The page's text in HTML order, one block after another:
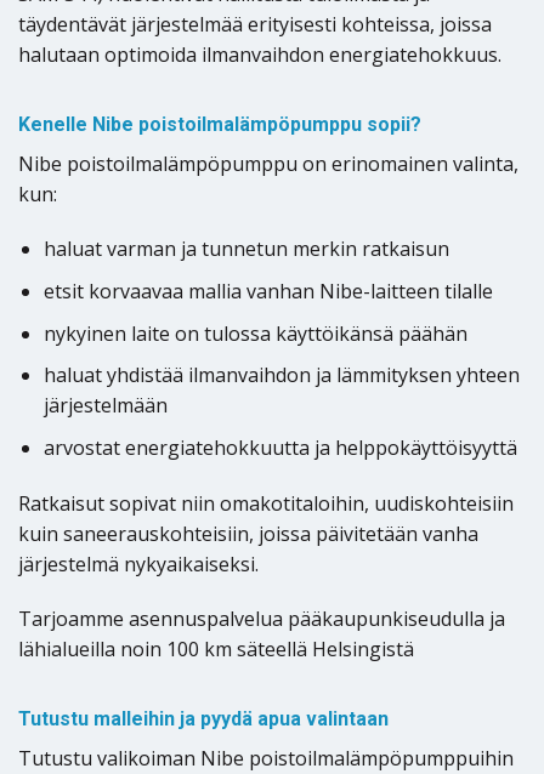
täydentävät järjestelmää erityisesti kohteissa, joissa
halutaan optimoida ilmanvaihdon energiatehokkuus.
Kenelle Nibe poistoilmalämpöpumppu sopii?
Nibe poistoilmalämpöpumppu on erinomainen valinta,
kun:
haluat varman ja tunnetun merkin ratkaisun
etsit korvaavaa mallia vanhan Nibe-laitteen tilalle
nykyinen laite on tulossa käyttöikänsä päähän
haluat yhdistää ilmanvaihdon ja lämmityksen yhteen
järjestelmään
arvostat energiatehokkuutta ja helppokäyttöisyyttä
Ratkaisut sopivat niin omakotitaloihin, uudiskohteisiin
kuin saneerauskohteisiin, joissa päivitetään vanha
järjestelmä nykyaikaiseksi.
Tarjoamme asennuspalvelua pääkaupunkiseudulla ja
lähialueilla noin 100 km säteellä Helsingistä
Tutustu malleihin ja pyydä apua valintaan
Tutustu valikoiman Nibe poistoilmalämpöpumppuihin